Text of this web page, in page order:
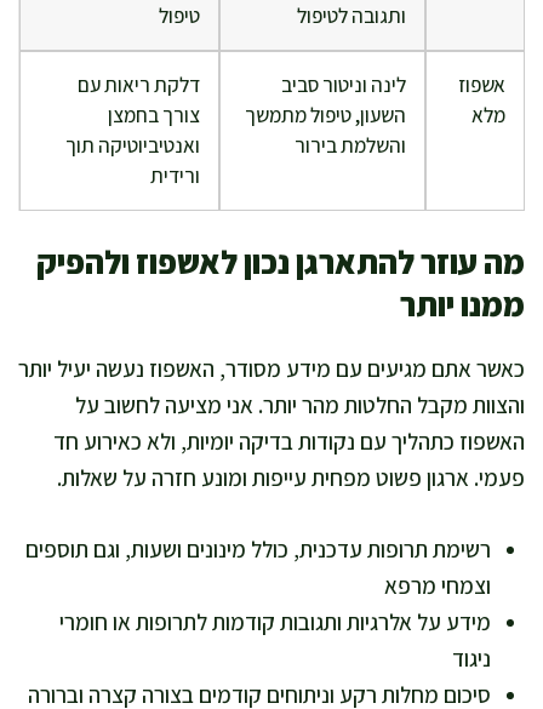
ותגובה לטיפול
טיפול
אשפוז
מלא
לינה וניטור סביב
השעון, טיפול מתמשך
והשלמת בירור
דלקת ריאות עם
צורך בחמצן
ואנטיביוטיקה תוך
ורידית
מה עוזר להתארגן נכון לאשפוז ולהפיק
ממנו יותר
כאשר אתם מגיעים עם מידע מסודר, האשפוז נעשה יעיל יותר
והצוות מקבל החלטות מהר יותר. אני מציעה לחשוב על
האשפוז כתהליך עם נקודות בדיקה יומיות, ולא כאירוע חד
פעמי. ארגון פשוט מפחית עייפות ומונע חזרה על שאלות.
רשימת תרופות עדכנית, כולל מינונים ושעות, וגם תוספים
וצמחי מרפא
מידע על אלרגיות ותגובות קודמות לתרופות או חומרי
ניגוד
סיכום מחלות רקע וניתוחים קודמים בצורה קצרה וברורה